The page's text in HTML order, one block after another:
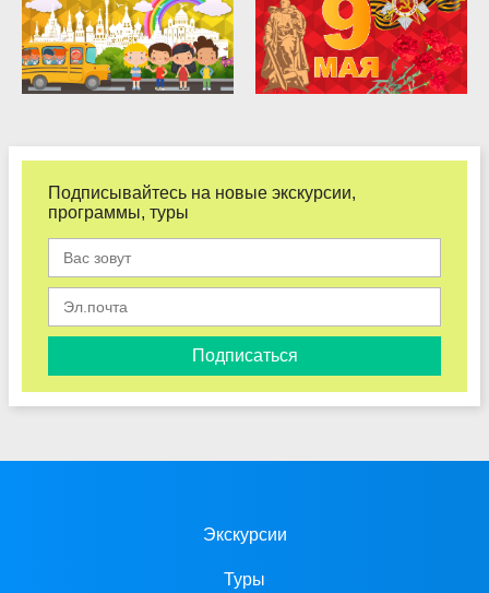
Подписывайтесь на новые экскурсии,
программы, туры
Подписаться
Экскурсии
Туры